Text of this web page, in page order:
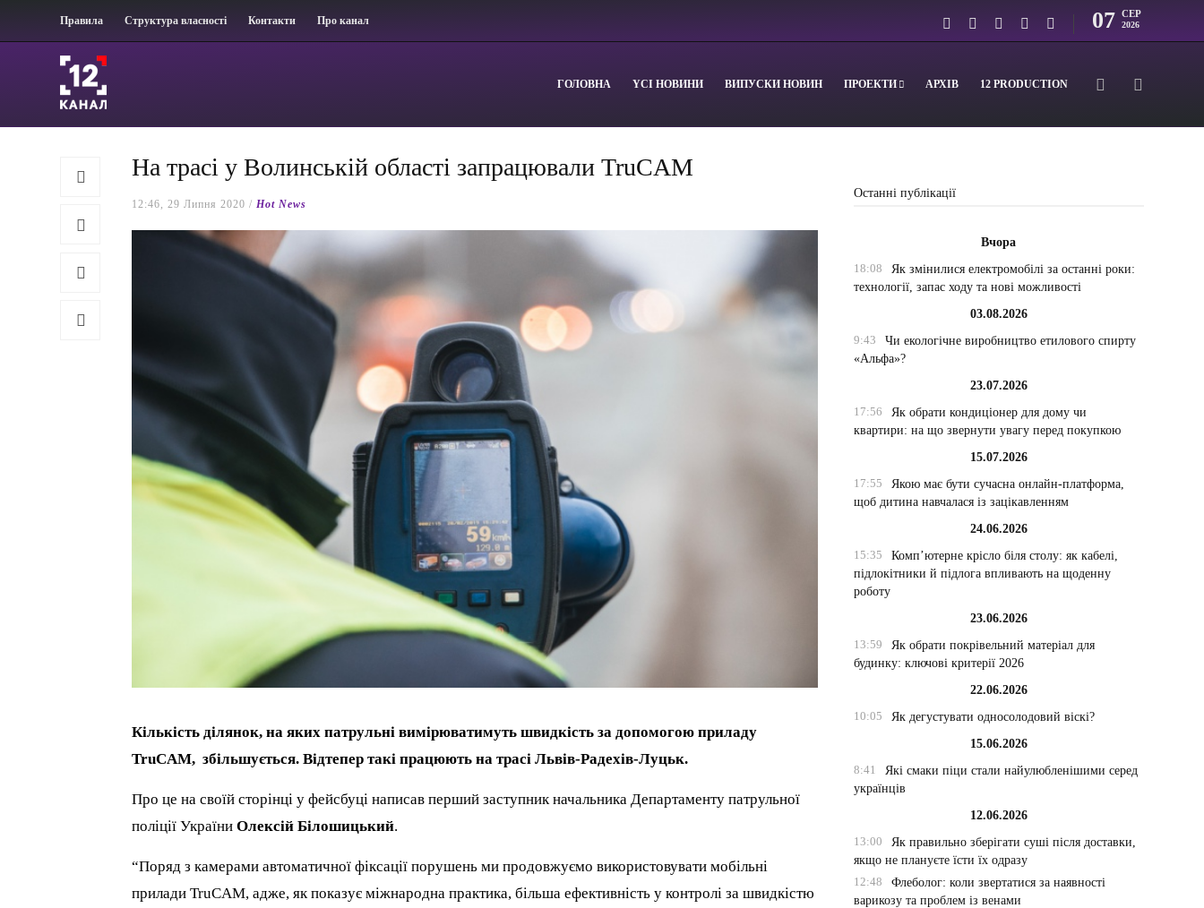
Правила Структура власності Контакти Про канал 07 СЕР
2026
ГОЛОВНА YСІ НОВИНИ ВИПУСКИ НОВИН ПРОЕКТИ АРХІВ 12 PRODUCTION
На трасі у Волинській області запрацювали TruCAM
12:46, 29 Липня 2020 /Hot News
Кількість ділянок, на яких патрульні вимірюватимуть швидкість за допомогою приладу
TruCAM, збільшується. Відтепер такі працюють на трасі Львів-Радехів-Луцьк.
Про це на своїй сторінці у фейсбуці написав перший заступник начальника Департаменту патрульної
поліції УкраїниОлексій Білошицький.
“Поряд з камерами автоматичної фіксації порушень ми продовжуємо використовувати мобільні
прилади TruCAM, адже, як показує міжнародна практика, більша ефективність у контролі за швидкістю
Останні публікації
Вчора
18:08
Як змінилися електромобілі за останні роки:
технології, запас ходу та нові можливості
03.08.2026
9:43
Чи екологічне виробництво етилового спирту
«Альфа»?
23.07.2026
17:56
Як обрати кондиціонер для дому чи
квартири: на що звернути увагу перед покупкою
15.07.2026
17:55
Якою має бути сучасна онлайн-платформа,
щоб дитина навчалася із зацікавленням
24.06.2026
15:35
Комп’ютерне крісло біля столу: як кабелі,
підлокітники й підлога впливають на щоденну
роботу
23.06.2026
13:59
Як обрати покрівельний матеріал для
будинку: ключові критерії 2026
22.06.2026
10:05
Як дегустувати односолодовий віскі?
15.06.2026
8:41
Які смаки піци стали найулюбленішими серед
українців
12.06.2026
13:00
Як правильно зберігати суші після доставки,
якщо не плануєте їсти їх одразу
12:48
Флеболог: коли звертатися за наявності
варикозу та проблем із венами